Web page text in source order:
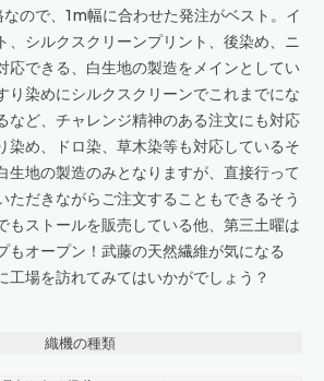
ので、1m幅に合わせた発注がベスト。イ
、シルクスクリーンプリント、後染め、ニ
応できる、白生地の製造をメインとしてい
り染めにシルクスクリーンでこれまでにな
など、チャレンジ精神のある注文にも対応
染め、ドロ染、草木染等も対応しているそ
生地の製造のみとなりますが、直接行って
ただきながらご注文することもできるそう
もストールを販売している他、第三土曜は
もオープン！武藤の天然繊維が気になる
工場を訪れてみてはいかがでしょう？
織機の種類